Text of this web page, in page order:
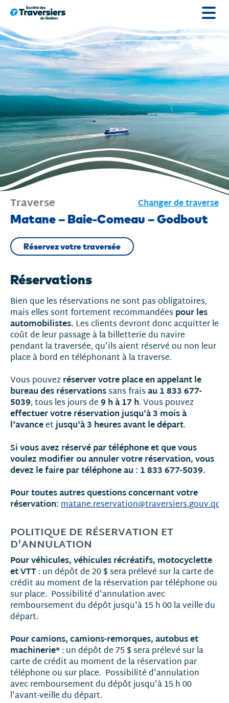
Passer
au
contenu
Traverse Changer de traverse
Traverse
Matane – Baie-Comeau – Godbout
Réservez votre traversée
Réservations
Bien que les réservations ne sont pas obligatoires,
mais elles sont fortement recommandées pour les
automobilistes. Les clients devront donc acquitter le
coût de leur passage à la billetterie du navire
pendant la traversée, qu'ils aient réservé ou non leur
place à bord en téléphonant à la traverse.
Vous pouvez réserver votre place en appelant le
bureau des réservations sans frais au 1 833 677-
5039, tous les jours de 9 h à 17 h. Vous pouvez
effectuer votre réservation jusqu'à 3 mois à
l'avanceetjusqu'à 3 heures avant le départ.
Si vous avez réservé par téléphone et que vous
voulez modifier ou annuler votre réservation, vous
devez le faire par téléphone au : 1 833 677-5039.
Pour toutes autres questions concernant votre
réservation:
POLITIQUE DE RÉSERVATION ET
D'ANNULATION
Pour véhicules, véhicules récréatifs, motocyclette
et VTT : un dépôt de 20 $ sera prélevé sur la carte de
crédit au moment de la réservation par téléphone ou
sur place. Possibilité d'annulation avec
remboursement du dépôt jusqu'à 15 h 00 la veille du
départ.
Pour camions, camions-remorques, autobus et
machinerie* : un dépôt de 75 $ sera prélevé sur la
carte de crédit au moment de la réservation par
téléphone ou sur place. Possibilité d'annulation
avec remboursement du dépôt jusqu'à 15 h 00
l'avant-veille du départ.